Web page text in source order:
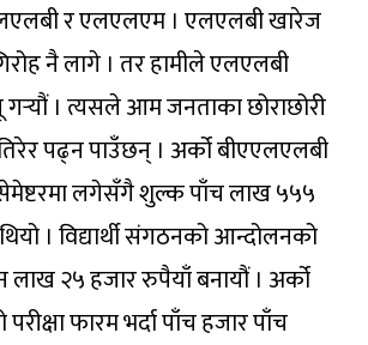
र एलएलएम । एलएलबी खारेज
नै लागे । तर हामीले एलएलबी
गर्‍यौं । त्यसले आम जनताका छोराछोरी
पढ्न पाउँछन् । अर्को बीएएलएलबी
लगेसँगै शुल्क पाँच लाख ५५५
। विद्यार्थी संगठनको आन्दोलनको
२५ हजार रुपैयाँ बनायौं । अर्को
फारम भर्दा पाँच हजार पाँच